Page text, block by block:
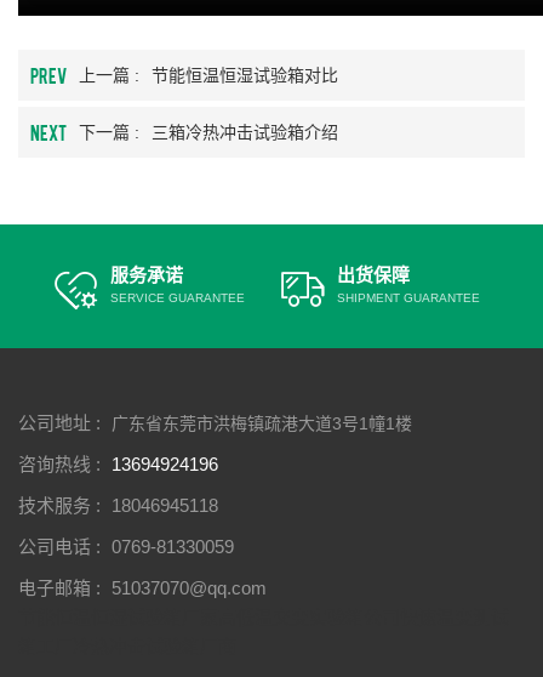
PREV 上一篇 : 节能恒温恒湿试验箱对比
NEXT 下一篇 : 三箱冷热冲击试验箱介绍
服务承诺
SERVICE GUARANTEE
出货保障
SHIPMENT GUARANTEE
公司地址 : 广东省东莞市洪梅镇疏港大道3号1幢1楼
咨询热线 :
13694924196
技术服务 :
18046945118
公司电话 : 0769-81330059
电子邮箱 :
51037070@qq.com